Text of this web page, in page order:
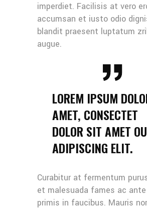
imperdiet. Facilisis at vero
accumsan et iusto odio
blandit praesent luptatum
augue.
LOREM IPSUM
AMET, CONSECTET
DOLOR SIT AMET
ADIPISCING ELIT.
Curabitur at fermentum
et malesuada fames ac
primis in faucibus. Mauris